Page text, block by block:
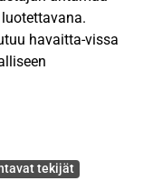
havaitta-vissa
olevaan
tutkittiin
tekijät